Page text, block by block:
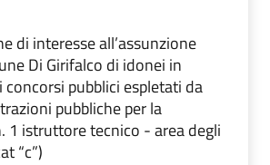
di interesse all’assunzione
Di Girifalco di idonei in
pubblici espletati da
pubbliche per la
1 istruttore tecnico - area degli
“c”)